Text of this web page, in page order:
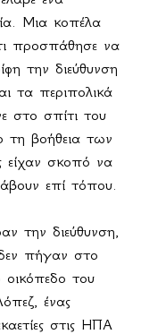
Μια κοπέλα
προσπάθησε να
την διεύθυνση
τα περιπολικά
στο σπίτι του
τη βοήθεια των
είχαν σκοπό να
επί τόπου.
την διεύθυνση,
πήγαν στο
του
ένας
στις ΗΠΑ